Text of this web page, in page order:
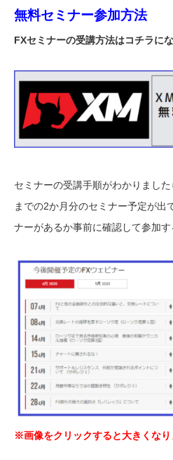
無料セミナー参加方法
FXセミナーの受講方法はコチラに
セミナーの受講手順がわかりまし
までの2か月分のセミナー予定が出
ナーがあるか事前に確認して参加
※画像をクリックすると大きくなり